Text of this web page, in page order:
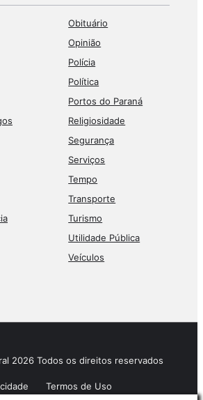
Obituário
Opinião
Polícia
Política
Portos do Paraná
Religiosidade
Segurança
Serviços
Tempo
Transporte
Turismo
Utilidade Pública
Veículos
2026 Todos os direitos reservados
Termos de Uso